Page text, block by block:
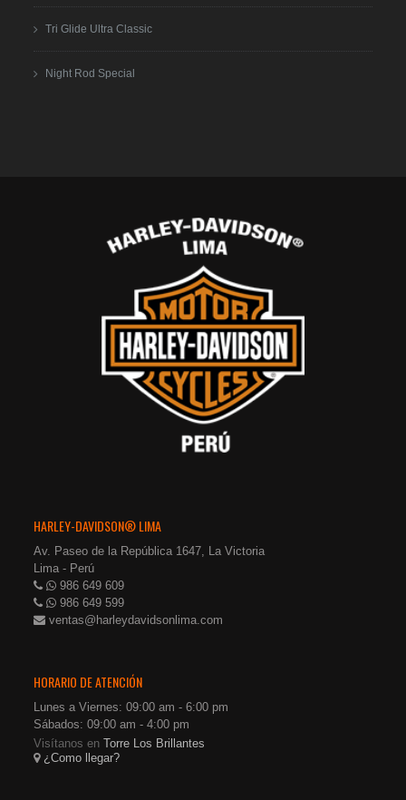
Tri Glide Ultra Classic
Night Rod Special
HARLEY-DAVIDSON® LIMA
Av. Paseo de la República 1647, La Victoria
Lima - Perú
986 649 609
986 649 599
ventas@harleydavidsonlima.com
HORARIO DE ATENCIÓN
Lunes a Viernes: 09:00 am - 6:00 pm
Sábados: 09:00 am - 4:00 pm
Visítanos enTorre Los Brillantes
¿Como llegar?